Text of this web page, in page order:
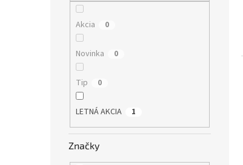
Akcia 0
Novinka 0
Tip 0
LETNÁ AKCIA 1
Značky